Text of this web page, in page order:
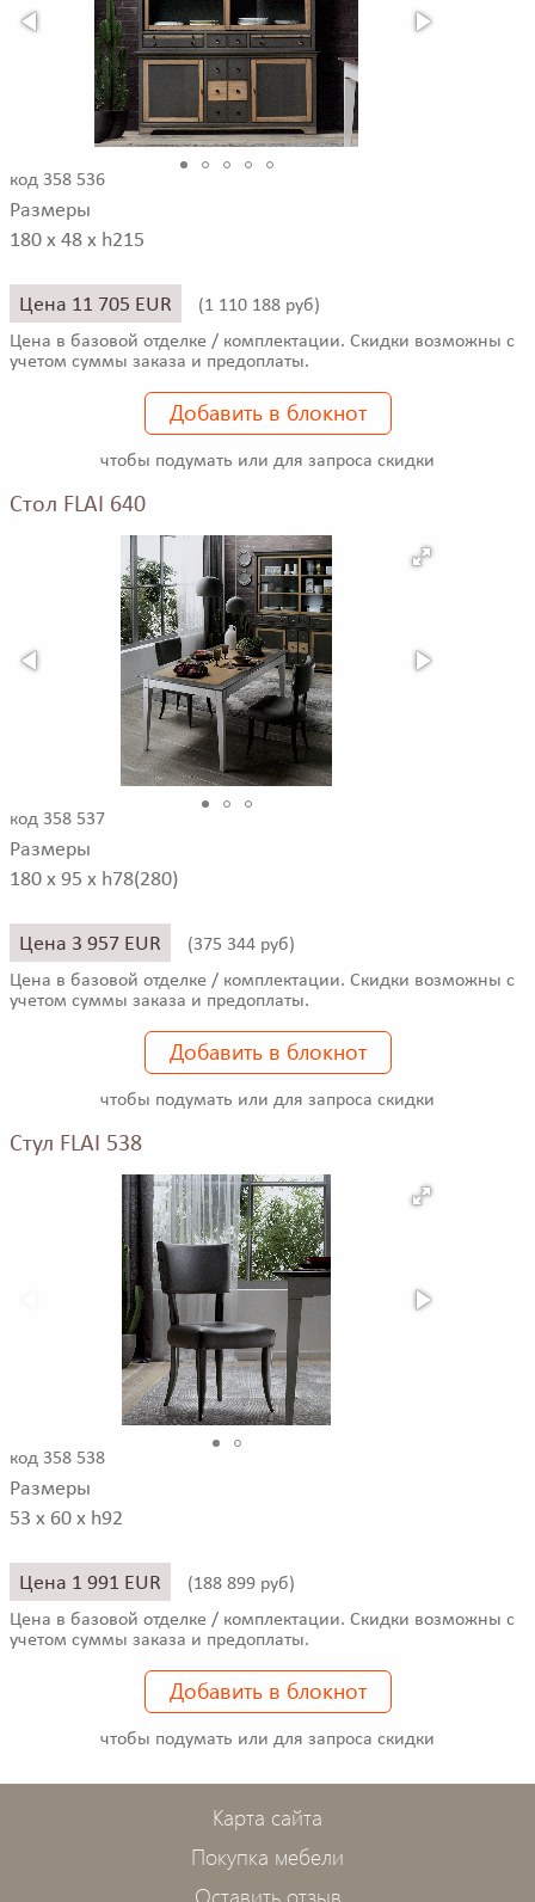
код 358 536
Размеры
180 x 48 x h215
Цена 11 705 EUR (1 110 188 руб)
Цена в базовой отделке / комплектации. Скидки возможны с
учетом суммы заказа и предоплаты.
Добавить в блокнот
чтобы подумать или для запроса скидки
Стол FLAI 640
код 358 537
Размеры
180 x 95 x h78(280)
Цена 3 957 EUR (375 344 руб)
Цена в базовой отделке / комплектации. Скидки возможны с
учетом суммы заказа и предоплаты.
Добавить в блокнот
чтобы подумать или для запроса скидки
Стул FLAI 538
код 358 538
Размеры
53 x 60 x h92
Цена 1 991 EUR (188 899 руб)
Цена в базовой отделке / комплектации. Скидки возможны с
учетом суммы заказа и предоплаты.
Добавить в блокнот
чтобы подумать или для запроса скидки
Карта сайта
Покупка мебели
Оставить отзыв